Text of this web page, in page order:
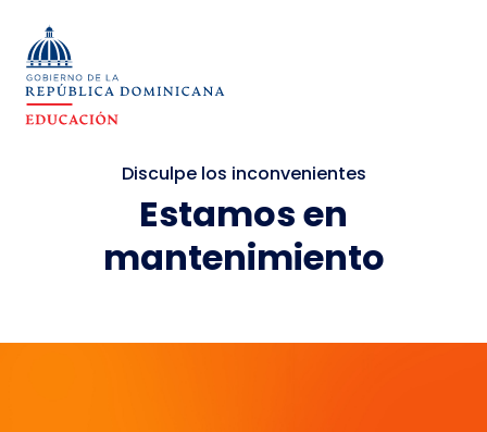
Disculpe los inconvenientes
Estamos en
mantenimiento